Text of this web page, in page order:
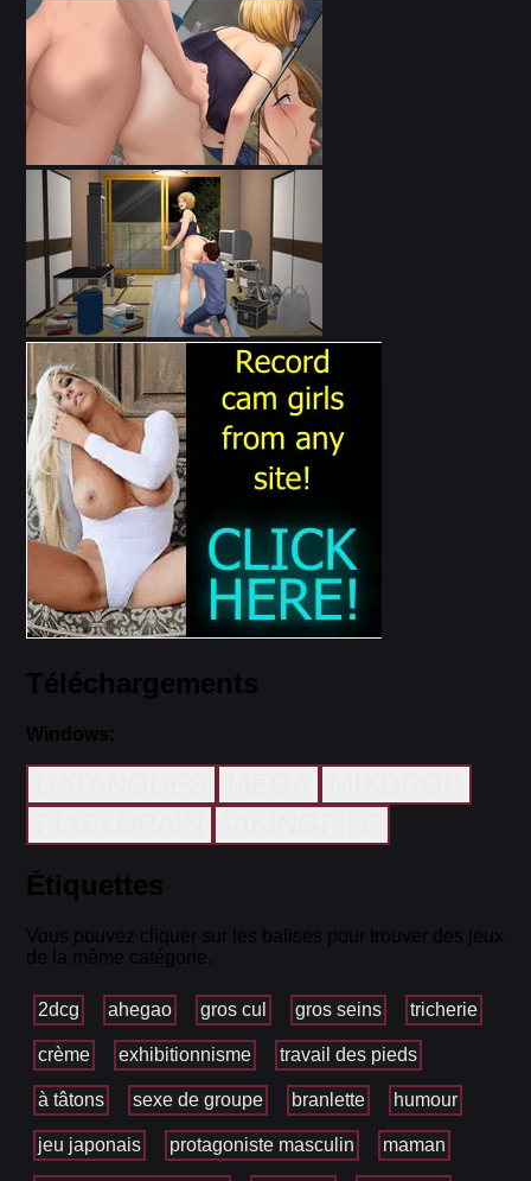
Téléchargements
Windows:
Étiquettes
Vous pouvez cliquer sur les balises pour trouver des jeux
de la même catégorie.
2dcg ahegao gros cul gros seins tricherie
crème exhibitionnisme travail des pieds
à tâtons sexe de groupe branlette humour
jeu japonais protagoniste masculin maman